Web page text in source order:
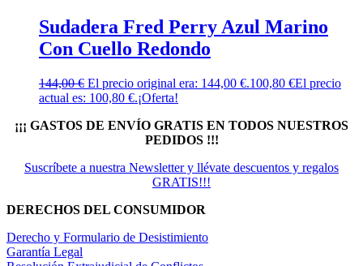
Sudadera Fred Perry Azul Marino
Con Cuello Redondo
144,00€ El precio original era: 144,00 €.100,80 €El precio
actual es: 100,80 €.¡Oferta!
¡¡¡ GASTOS DE ENVÍO GRATIS EN TODOS NUESTROS
PEDIDOS !!!
Suscríbete a nuestra Newsletter y llévate descuentos y regalos
GRATIS!!!
DERECHOS DEL CONSUMIDOR
Derecho y Formulario de Desistimiento
Garantía Legal